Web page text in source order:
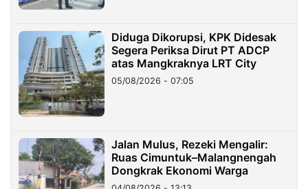
Diduga Dikorupsi, KPK Didesak
Segera Periksa Dirut PT ADCP
atas Mangkraknya LRT City
05/08/2026 - 07:05
Jalan Mulus, Rezeki Mengalir:
Ruas Cimuntuk–Malangnengah
Dongkrak Ekonomi Warga